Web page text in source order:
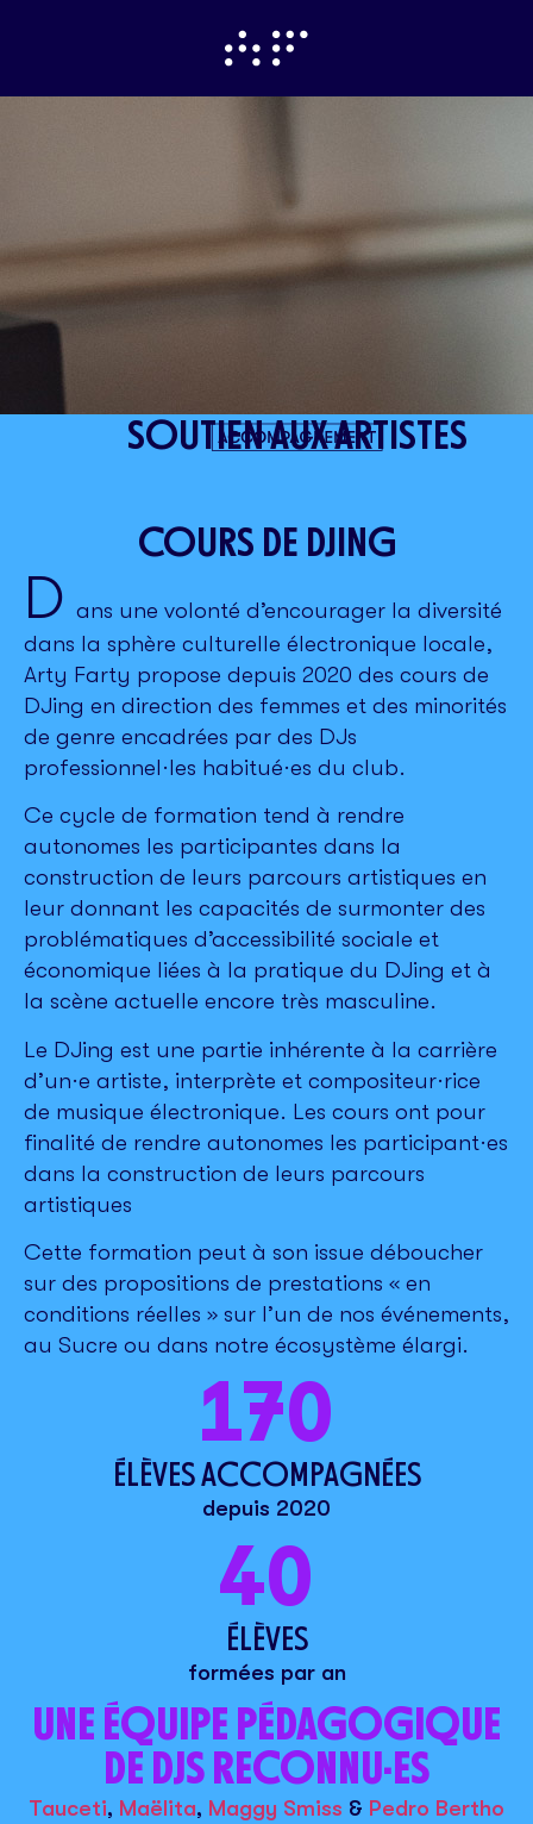
SOUTIEN AUX ARTISTES
COURS DE DJING
D ans une volonté d’encourager la diversité
dans la sphère culturelle électronique locale,
Arty Farty propose depuis 2020 des cours de
DJing en direction des femmes et des minorités
de genre encadrées par des DJs
professionnel·les habitué·es du club.
Ce cycle de formation tend à rendre
autonomes les participantes dans la
construction de leurs parcours artistiques en
leur donnant les capacités de surmonter des
problématiques d’accessibilité sociale et
économique liées à la pratique du DJing et à
la scène actuelle encore très masculine.
Le DJing est une partie inhérente à la carrière
d’un·e artiste, interprète et compositeur·rice
de musique électronique. Les cours ont pour
finalité de rendre autonomes les participant·es
dans la construction de leurs parcours
artistiques
Cette formation peut à son issue déboucher
sur des propositions de prestations « en
conditions réelles » sur l’un de nos événements,
au Sucre ou dans notre écosystème élargi.
ÉLÈVES ACCOMPAGNÉES
170
depuis 2020
ÉLÈVES
40
formées par an
UNE ÉQUIPE PÉDAGOGIQUE
DE DJS RECONNU·ES
Tauceti, Maëlita, Maggy Smiss & Pedro Bertho